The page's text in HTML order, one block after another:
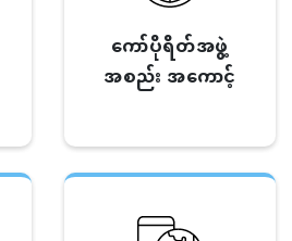
ကော်ပိုရိတ်အဖွဲ့
အစည်း အကောင့်